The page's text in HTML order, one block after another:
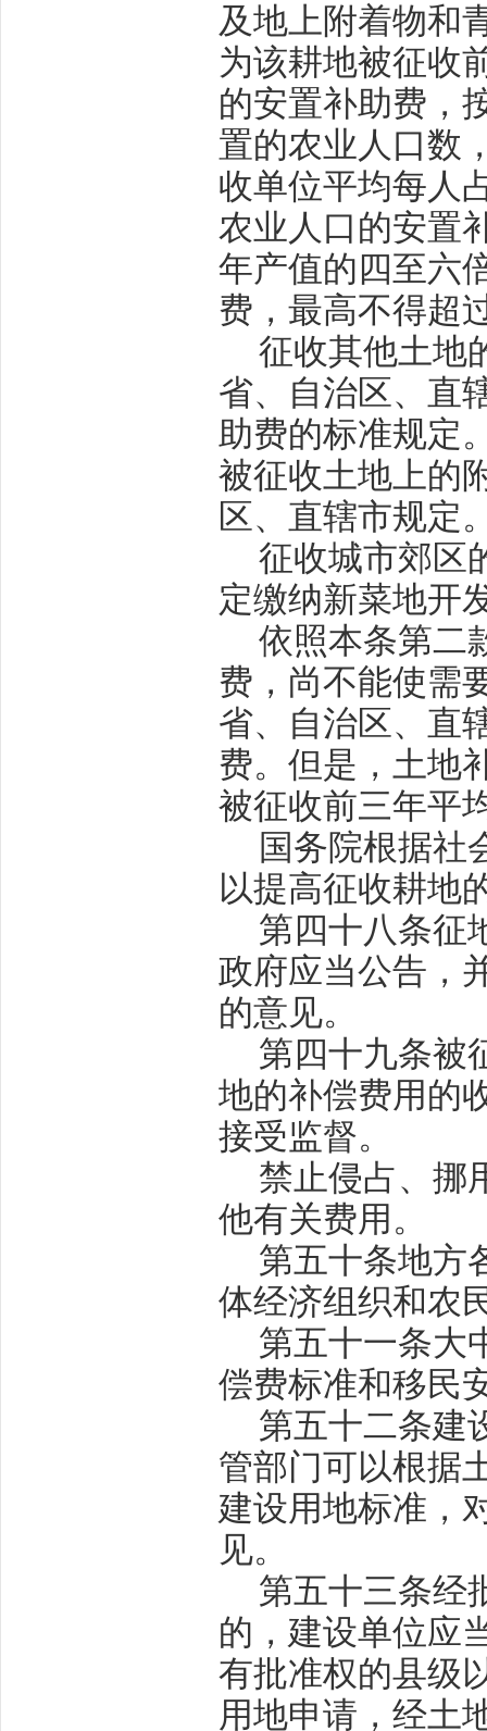
及地上附着物和
为该耕地被征收
的安置补助费，
置的农业人口数
收单位平均每人
农业人口的安置
年产值的四至六
费，最高不得超
征收其他土地
省、自治区、直
助费的标准规定
被征收土地上的
区、直辖市规定
征收城市郊区
定缴纳新菜地开
依照本条第二
费，尚不能使需
省、自治区、直
费。但是，土地
被征收前三年平
国务院根据社
以提高征收耕地
第四十八条征
政府应当公告，
的意见。
第四十九条被
地的补偿费用的
接受监督。
禁止侵占、挪
他有关费用。
第五十条地方
体经济组织和农
第五十一条大
偿费标准和移民
第五十二条建
管部门可以根据
建设用地标准，
见。
第五十三条经
的，建设单位应
有批准权的县级
用地申请，经土